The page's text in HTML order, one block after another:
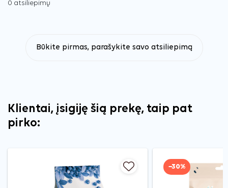
0 atsiliepimų
Būkite pirmas, parašykite savo atsiliepimą
Klientai, įsigiję šią prekę, taip pat
pirko:
−30%